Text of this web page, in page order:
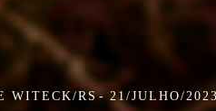
WITECK/RS 21/JULHO/